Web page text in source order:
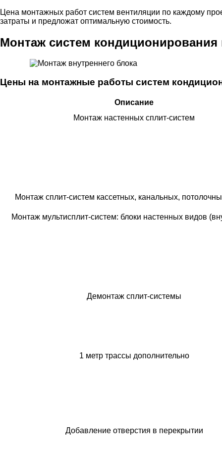
Цена монтажных работ систем вентиляции по каждому
затраты и предложат оптимальную стоимость.
Монтаж систем
Цены на монтажные работы систем
Описание
Монтаж настенных сплит-систем
Монтаж сплит-систем кассетных, канальных,
Монтаж мультисплит-систем: блоки настенных видов
Демонтаж сплит-системы
1 метр трассы дополнительно
Добавление отверстия в перекрытии